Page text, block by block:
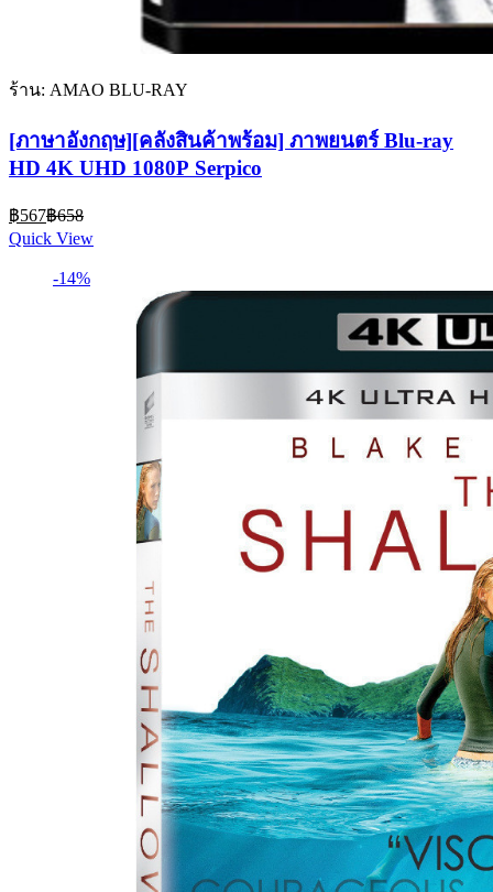
ร้าน: AMAO BLU-RAY
[ภาษาอังกฤษ][คลังสินค้าพร้อม] ภาพยนตร์ Blu-ray
HD 4K UHD 1080P Serpico
฿567Current
price
is:
฿567.
฿658
was:
฿658.
Quick View
-14%